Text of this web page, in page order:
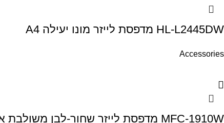
HL-L2445DW מדפסת לייזר מונו יעילה A4
Accessories
MFC-1910W מדפסת לייזר שחור-לבן משולבת אלחוטית קומפקטית